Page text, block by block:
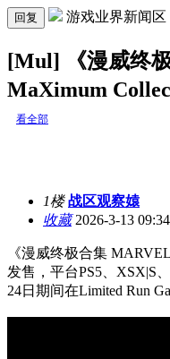
回复 游戏业界新闻区
[Mul] 《漫威终
MaXimum
看全部
1楼 战区观察媴
收藏2026-3-13 09:34
《漫威终极合集
发售，平台PS5、XSX|S
24日期间在Limited Run